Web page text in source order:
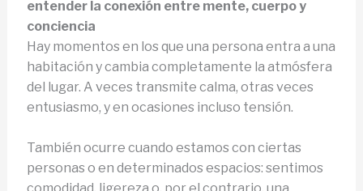
entender la conexión entre mente, cuerpo y
conciencia
Hay momentos en los que una persona entra a una
habitación y cambia completamente la atmósfera
del lugar. A veces transmite calma, otras veces
entusiasmo, y en ocasiones incluso tensión.
También ocurre cuando estamos con ciertas
personas o en determinados espacios: sentimos